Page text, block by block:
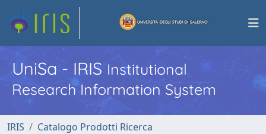
UniSa - IRISInstitutional
Research Information System
IRIS
Catalogo Prodotti Ricerca